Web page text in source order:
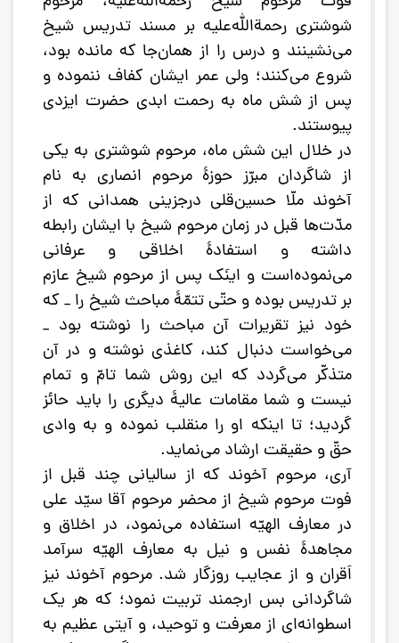
شوشتری رحمة‌الله‌علیه بر مسند تدریس شیخ
می‌نشینند و درس را از همان‌جا که مانده بود،
شروع می‌کنند؛ ولی عمر ایشان کفاف ننموده و
پس از شش ماه به رحمت ابدی حضرت ایزدی
پیوستند.
در خلال این شش ماه، مرحوم شوشتری به یکی
از شاگردان مبرّز حوزۀ مرحوم انصاری به نام
آخوند ملّا حسین‌قلی درجزینی همدانی ‌که از
مدّت‌ها قبل در زمان مرحوم شیخ با ایشان رابطه
داشته و استفادۀ اخلاقی و عرفانی
می‌نموده‌است و اینَک پس از مرحوم شیخ عازم
بر تدریس بوده و حتّی تتمّۀ مباحث شیخ را _ که
خود نیز تقریرات آن مباحث‌ را نوشته بود _
می‌خواست دنبال کند، کاغذی نوشته و در آن
متذکّر می‌گردد که این روش شما تامّ و تمام
نیست و شما مقامات عالیۀ دیگری را باید حائز
گردید؛ تا اینکه او را منقلب نموده و به وادی
حقّ و حقیقت ارشاد می‌نماید.
آری، مرحوم آخوند که از سالیانی چند قبل از
فوت مرحوم شیخ از محضر مرحوم آقا سیّد علی
در معارف الهیّه استفاده می‌نمود، در اخلاق و
مجاهدۀ نفس و نیل به معارف الهیّه سرآمد
اَقران و از عجایب روزگار شد. مرحوم آخوند نیز
شاگردانی بس ارجمند تربیت نمود؛ که هر یک
اسطوانه‌ای از معرفت و توحید، و آیتی عظیم به